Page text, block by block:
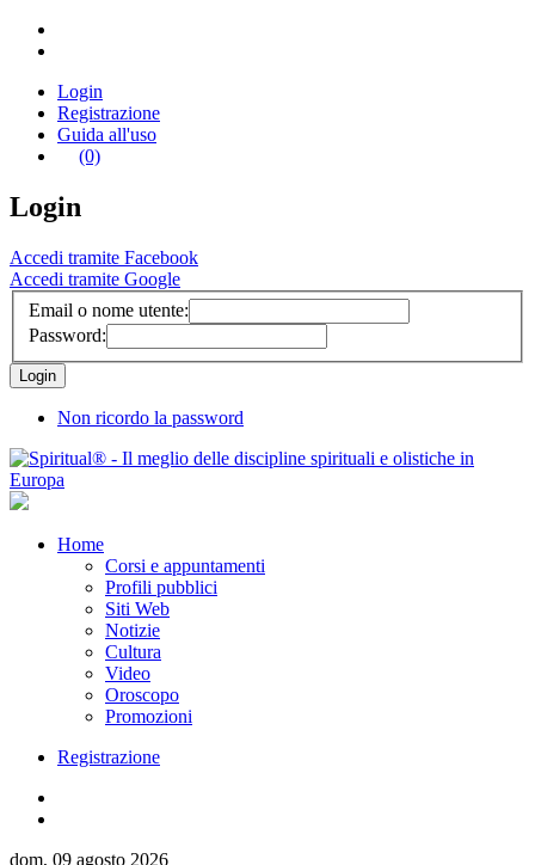
Login
Registrazione
Guida all'uso
(0)
Login
Accedi tramite Facebook
Accedi tramite Google
Email o nome utente:
Password:
Non ricordo la password
Home
Corsi e appuntamenti
Profili pubblici
Siti Web
Notizie
Cultura
Video
Oroscopo
Promozioni
Registrazione
dom, 09 agosto 2026